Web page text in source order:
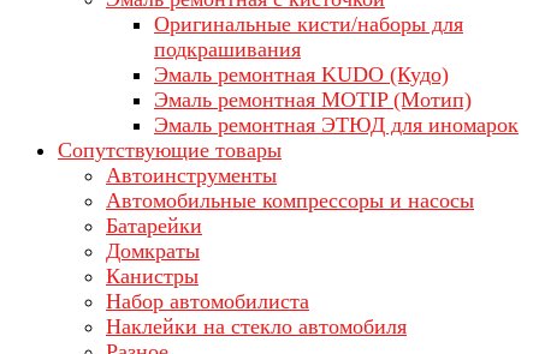
Оригинальные кисти/наборы для
подкрашивания
Эмаль ремонтная KUDO (Кудо)
Эмаль ремонтная MOTIP (Мотип)
Эмаль ремонтная ЭТЮД для иномарок
Сопутствующие товары
Автоинструменты
Автомобильные компрессоры и насосы
Батарейки
Домкраты
Канистры
Набор автомобилиста
Наклейки на стекло автомобиля